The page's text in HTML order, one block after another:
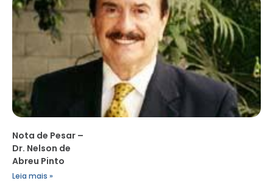
Nota de Pesar –
Dr. Nelson de
Abreu Pinto
Leia mais »